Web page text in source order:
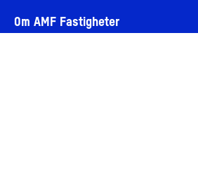
Om AMF Fastigheter